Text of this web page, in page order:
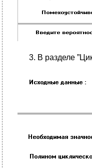
В разделе